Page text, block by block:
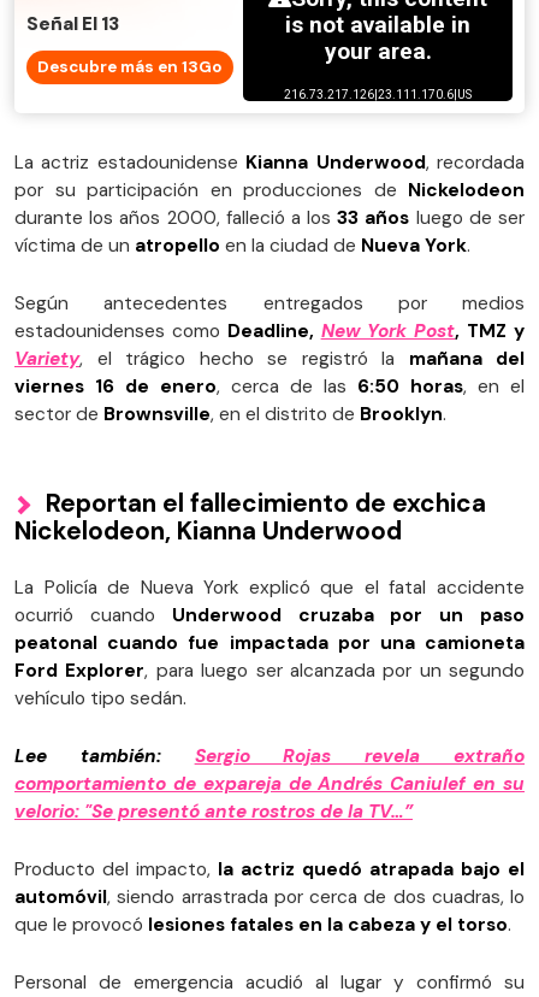
Señal El 13
Descubre más en 13Go
La actriz estadounidense Kianna Underwood, recordada
por su participación en producciones de Nickelodeon
durante los años 2000, falleció a los33 años luego de ser
víctima de un atropello en la ciudad de Nueva York.
Según antecedentes entregados por medios
estadounidenses como Deadline, New York Post, TMZ y
Variety, el trágico hecho se registró la mañana del
viernes 16 de enero, cerca de las 6:50 horas, en el
sector de Brownsville, en el distrito de Brooklyn.
Reportan el fallecimiento de exchica
Nickelodeon, Kianna Underwood
La Policía de Nueva York explicó que el fatal accidente
ocurrió cuando Underwood cruzaba por un paso
peatonal cuando fue impactada por una camioneta
Ford Explorer, para luego ser alcanzada por un segundo
vehículo tipo sedán.
Lee también: Sergio Rojas revela extraño
comportamiento de expareja de Andrés Caniulef en su
velorio: "Se presentó ante rostros de la TV…”
Producto del impacto, la actriz quedó atrapada bajo el
automóvil, siendo arrastrada por cerca de dos cuadras, lo
que le provocó lesiones fatales en la cabeza y el torso.
Personal de emergencia acudió al lugar y confirmó su